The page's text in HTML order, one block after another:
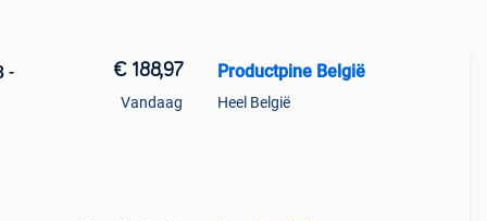
- € 188,97
Vandaag
Productpine België
Heel België